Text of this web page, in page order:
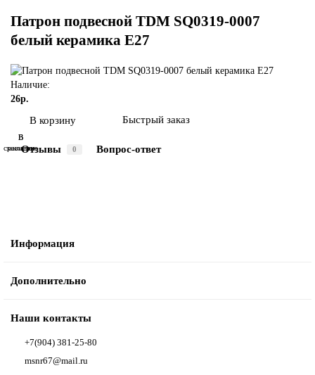
Патрон подвесной TDM SQ0319-0007
белый керамика Е27
Наличие:
26р.
В корзину Быстрый заказ
В
закладки
В
сравнениеОтзывы 0 Вопрос-ответ
Информация
Дополнительно
Наши контакты
+7(904) 381-25-80
msnr67@mail.ru